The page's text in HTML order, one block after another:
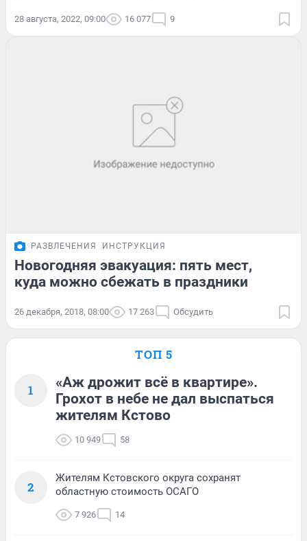
28 августа, 2022, 09:00 16 077 9
РАЗВЛЕЧЕНИЯ ИНСТРУКЦИЯ
Новогодняя эвакуация: пять мест,
куда можно сбежать в праздники
26 декабря, 2018, 08:00 17 263 Обсудить
ТОП 5
1
«Аж дрожит всё в квартире».
Грохот в небе не дал выспаться
жителям Кстово
10 949 58
2
Жителям Кстовского округа сохранят
областную стоимость ОСАГО
7 926 14